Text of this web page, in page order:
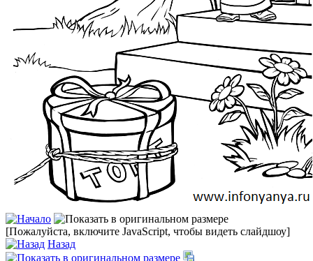
[Пожалуйста, включите JavaScript, чтобы видеть слайдшоу]
Назад